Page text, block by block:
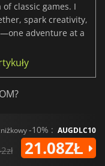
classic games. I
spark creativity,
adventure at a
-10% : AUGDLC10
21.08ZŁ